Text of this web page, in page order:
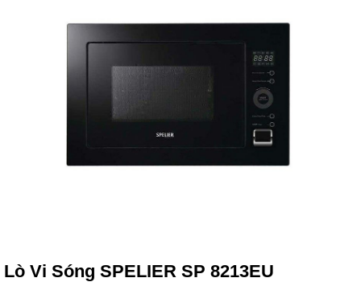
Lò Vi Sóng SPELIER SP 8213EU